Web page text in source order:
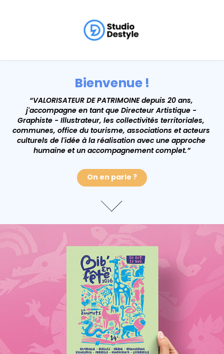
Bienvenue !
“VALORISATEUR DE PATRIMOINE depuis 20 ans,
j'accompagne en tant que Directeur Artistique -
Graphiste - Illustrateur, les collectivités territoriales,
communes, office du tourisme, associations et acteurs
culturels de l'idée à la réalisation avec une approche
humaine et un accompagnement complet.”
On en parle ?
Bienvenue !
“VALORISATEUR DE PATRIMOINE depuis 20 ans,
j'accompagne en tant que Directeur Artistique -
Graphiste - Illustrateur, les collectivités territoriales,
communes, office du tourisme, associations et acteurs
culturels de l'idée à la réalisation avec une approche
humaine et un accompagnement complet.”
On en parle ?
BIB EN FÊTE